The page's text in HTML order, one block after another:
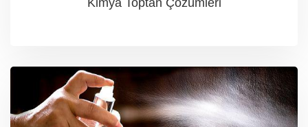
Kimya Toptan Çözümleri